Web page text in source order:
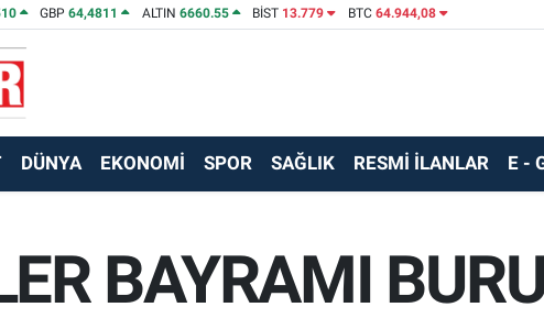
GBP64,4811 ALTIN 6660.55 BİST 13.779 BTC 64.944,08
DÜNYA EKONOMİ SPOR SAĞLIK RESMİ İLANLAR E -
BAYRAMI